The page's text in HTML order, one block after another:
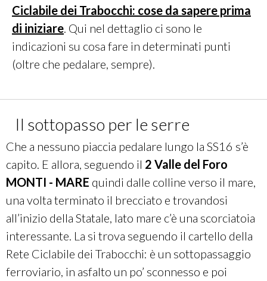
Ciclabile dei Trabocchi: cose da sapere prima
di iniziare . Qui nel dettaglio ci sono le
indicazioni su cosa fare in determinati punti
(oltre che pedalare, sempre).
Il sottopasso per le serre
Che a nessuno piaccia pedalare lungo la SS16 s’è
capito. E allora, seguendo il 2 Valle del Foro
MONTI - MARE quindi dalle colline verso il mare,
una volta terminato il brecciato e trovandosi
all’inizio della Statale, lato mare c’è una scorciatoia
interessante. La si trova seguendo il cartello della
Rete Ciclabile dei Trabocchi: è un sottopassaggio
ferroviario, in asfalto un po’ sconnesso e poi